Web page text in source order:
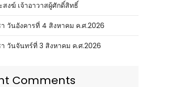
สงฆ์ เจ้าอาวาสผู้ศักดิ์สิทธิ์
วันอังคารที่ 4 สิงหาคม ค.ศ.2026
วันจันทร์ที่ 3 สิงหาคม ค.ศ.2026
Comments